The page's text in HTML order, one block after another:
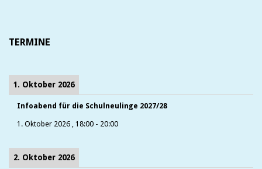
TERMINE
1. Oktober 2026
Infoabend für die Schulneulinge 2027/28
1. Oktober 2026 18:00 - 20:00
2. Oktober 2026